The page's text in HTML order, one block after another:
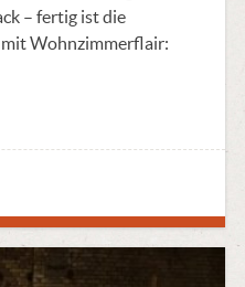
– fertig ist die
Wohnzimmerflair: